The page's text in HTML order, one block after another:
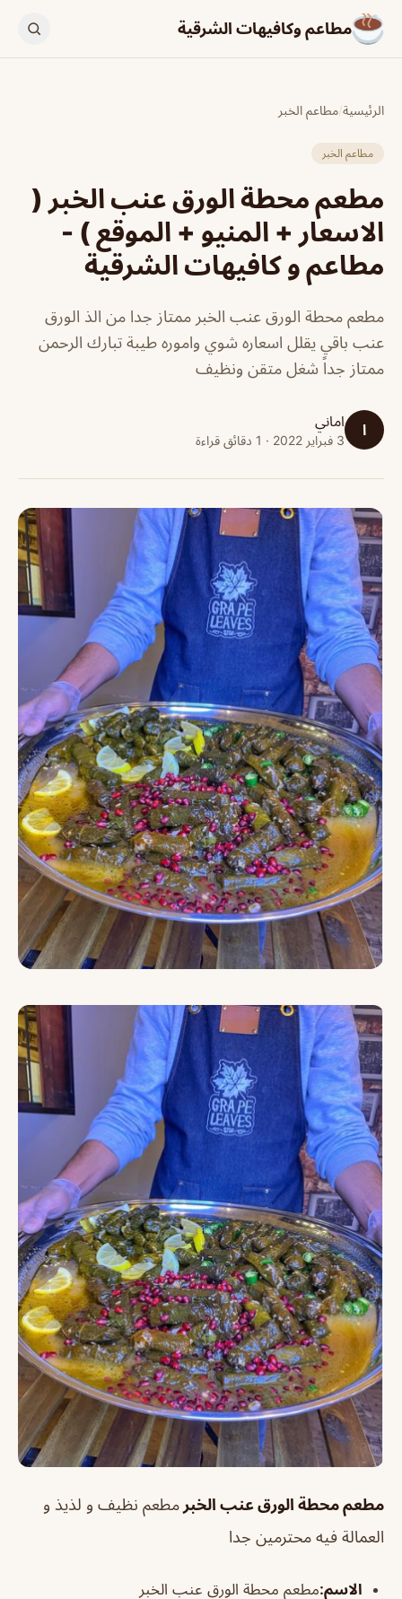
مطاعم وكافيهات الشرقية
الرئيسية/مطاعم الخبر
مطاعم الخبر
مطعم محطة الورق عنب الخبر (
الاسعار + المنيو + الموقع ) -
مطاعم و كافيهات الشرقية
مطعم محطة الورق عنب الخبر ممتاز جدا من الذ الورق
عنب باقي يقلل اسعاره شوي واموره طيبة تبارك الرحمن
ممتاز جداً شغل متقن ونظيف
ا اماني
3 فبراير 2022 · 1 دقائق قراءة
مطعم محطة الورق عنب الخبر مطعم نظيف و لذيذ و
العمالة فيه محترمين جدا
الاسم:مطعم محطة الورق عنب الخبر